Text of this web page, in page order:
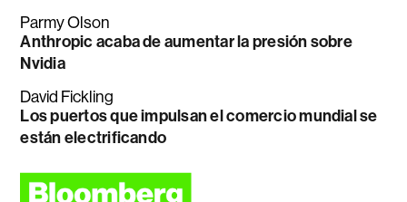
Parmy Olson
Anthropic acaba de aumentar la presión sobre
Nvidia
David Fickling
Los puertos que impulsan el comercio mundial se
están electrificando